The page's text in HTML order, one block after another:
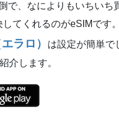
で、なによりもいちいち
てくれるのがeSIMです。
ラロ）
は設定が簡単で
介します。